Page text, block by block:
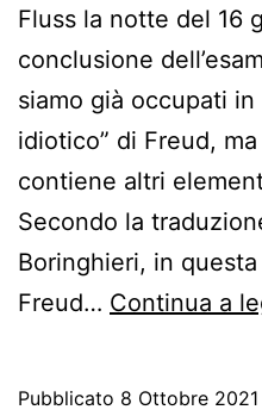
Fluss la notte del 16
conclusione
siamo già occupati
idiotico” di Freud,
contiene altri
Secondo la
Boringhieri, in
Freud… Continua a
Pubblicato 8 Ottobre 2021